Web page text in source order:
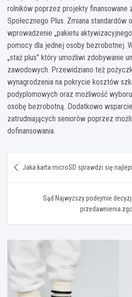
rolników poprzez projekty finansowane
Społecznego Plus. Zmiana standardów
wprowadzenie „pakietu
pomocy dla jednej osoby bezrobotnej.
„staż plus” który umożliwi zdobywanie
zawodowych. Przewidziano też
wynagrodzenia na pokrycie kosztów
podyplomowych oraz możliwość
osobę bezrobotną. Dodatkowo
zatrudniających seniorów poprzez
dofinansowania.
wpisu
Jaka karta microSD sprawdzi się
Sąd Najwyższy podejmie
przedawnienia